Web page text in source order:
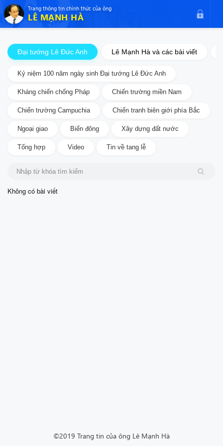
$theme.include($body_top_include)
Trang thông tin chính thức của ông
LÊ MẠNH HÀ
Đại tướng Lê Đức Anh Lê Mạnh Hà và các bài viết
Kỷ niệm 100 năm ngày sinh Đại tướng Lê Đức Anh
Kháng chiến chống Pháp Chiến trường miền Nam
Chiến trường Campuchia Chiến tranh biên giới phía Bắc
Ngoại giao Biển đông Xây dựng đất nước
Tổng hợp Video Tin về tang lễ
Không có bài viết
©2019 Trang tin của ông Lê Mạnh Hà